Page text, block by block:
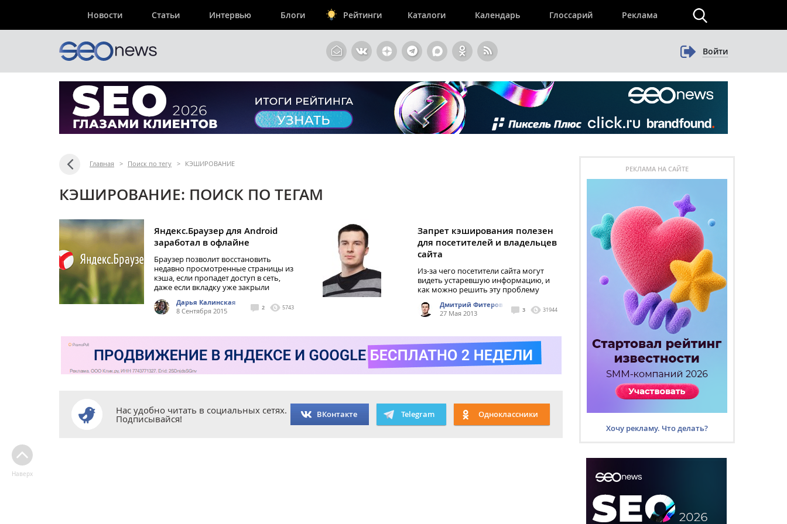
Новости Статьи Интервью Блоги Рейтинги Каталоги Календарь Глоссарий Реклама
Войти
Главная > Поиск по тегу > КЭШИРОВАНИЕ
КЭШИРОВАНИЕ: ПОИСК ПО ТЕГАМ
Яндекс.Браузер для Android
заработал в офлайне
Браузер позволит восстановить
недавно просмотренные страницы из
кэша, если пропадет доступ в сеть,
даже если вкладку уже закрыли
Дарья Калинская
8 Сентября 2015
2 5743
Запрет кэширования полезен
для посетителей и владельцев
сайта
Из-за чего посетители сайта могут
видеть устаревшую информацию, и
как можно решить эту проблему
Дмитрий Фитеров
27 Мая 2013
3 31944
Нас удобно читать в социальных сетях.
Подписывайся! ВКонтакте Telegram Одноклассники
Наверх
РЕКЛАМА НА САЙТЕ
Хочу рекламу. Что делать?